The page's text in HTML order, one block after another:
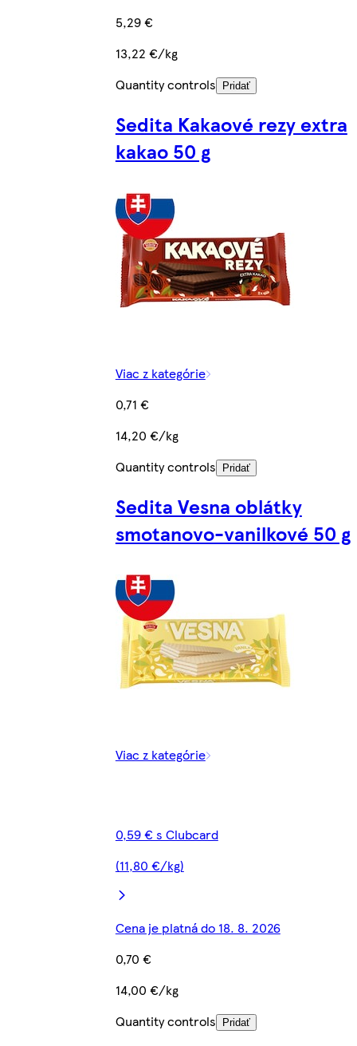
5,29 €
13,22 €/kg
Quantity controls
Pridať
Sedita Kakaové rezy extra
kakao 50 g
Viac z kategórie
0,71 €
14,20 €/kg
Quantity controls
Pridať
Sedita Vesna oblátky
smotanovo-vanilkové 50 g
Viac z kategórie
0,59 € s Clubcard
(11,80 €/kg)
Cena je platná do 18. 8. 2026
0,70 €
14,00 €/kg
Quantity controls
Pridať